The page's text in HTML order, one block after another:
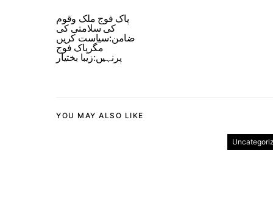
پاک فوج ملک وقوم
کی سلامتی کی
ضامن:سیاست کریں
مگرپاک فوج
پرنہیں:زیبا بختیار
YOU MAY ALSO LIKE